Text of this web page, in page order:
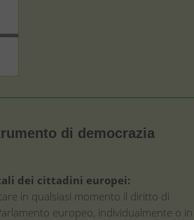
di democrazia
dei cittadini europei:
in qualsiasi momento il diritto di
europeo, individualmente o in